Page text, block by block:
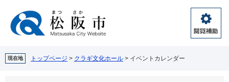
閲
覧
現在地 トップページ > クラギ文化ホール > イベントカレンダー